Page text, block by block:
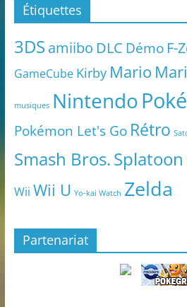
Étiquettes
3DS amiibo DLC Démo F-
GameCube Kirby Mario
musiques Nintendo
Pokémon Let's Go Rétro
Smash Bros.Splatoon
Wii Wii U Yo-kai Watch Zelda
Partenariat